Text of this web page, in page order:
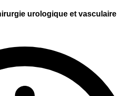
urologique et vasculaire